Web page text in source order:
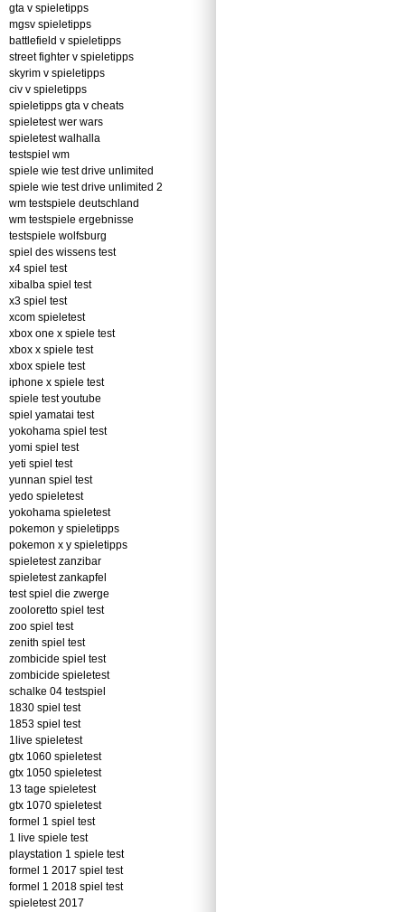
gta v spieletipps
mgsv spieletipps
battlefield v spieletipps
street fighter v spieletipps
skyrim v spieletipps
civ v spieletipps
spieletipps gta v cheats
spieletest wer wars
spieletest walhalla
testspiel wm
spiele wie test drive unlimited
spiele wie test drive unlimited 2
wm testspiele deutschland
wm testspiele ergebnisse
testspiele wolfsburg
spiel des wissens test
x4 spiel test
xibalba spiel test
x3 spiel test
xcom spieletest
xbox one x spiele test
xbox x spiele test
xbox spiele test
iphone x spiele test
spiele test youtube
spiel yamatai test
yokohama spiel test
yomi spiel test
yeti spiel test
yunnan spiel test
yedo spieletest
yokohama spieletest
pokemon y spieletipps
pokemon x y spieletipps
spieletest zanzibar
spieletest zankapfel
test spiel die zwerge
zooloretto spiel test
zoo spiel test
zenith spiel test
zombicide spiel test
zombicide spieletest
schalke 04 testspiel
1830 spiel test
1853 spiel test
1live spieletest
gtx 1060 spieletest
gtx 1050 spieletest
13 tage spieletest
gtx 1070 spieletest
formel 1 spiel test
1 live spiele test
playstation 1 spiele test
formel 1 2017 spiel test
formel 1 2018 spiel test
spieletest 2017